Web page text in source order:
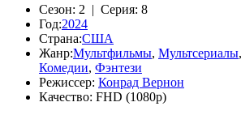
Сезон: 2 | Серия: 8
Год:2024
Страна:США
Жанр:Мультфильмы, Мультсериалы,
Комедии, Фэнтези
Режиссер: Конрад Вернон
Качество: FHD (1080p)